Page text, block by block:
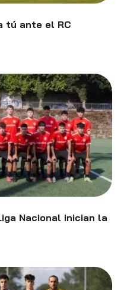
tú ante el RC
Nacional inician la